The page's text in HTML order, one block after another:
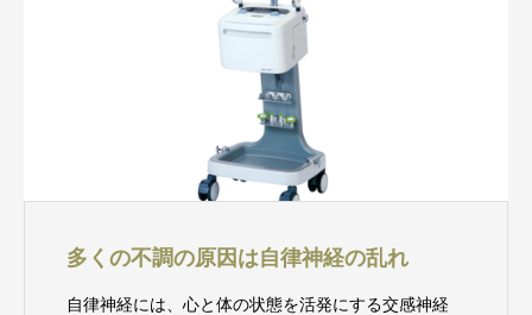
多くの不調の原因は自律神経の乱れ
自律神経には、心と体の状態を活発にする交感神経